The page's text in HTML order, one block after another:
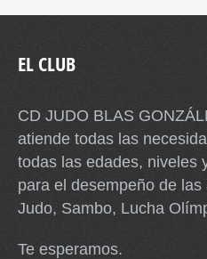
EL CLUB
CD JUDO BLAS
atiende todas las
todas las edades, niveles
para el desempeño de
Judo, Sambo, Lucha
Te esperamos.